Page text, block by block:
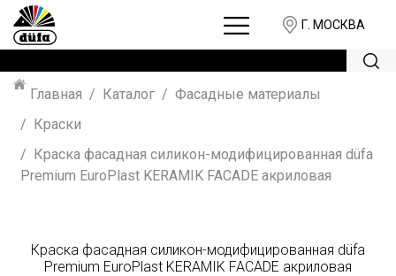
Г. МОСКВА
Главная Каталог
Фасадные материалы
Краски
Краска фасадная силикон-модифицированная düfa
Premium EuroPlast KERAMIK FACADE акриловая
Краска фасадная силикон-модифицированная düfa
Premium EuroPlast KERAMIK FACADE акриловая